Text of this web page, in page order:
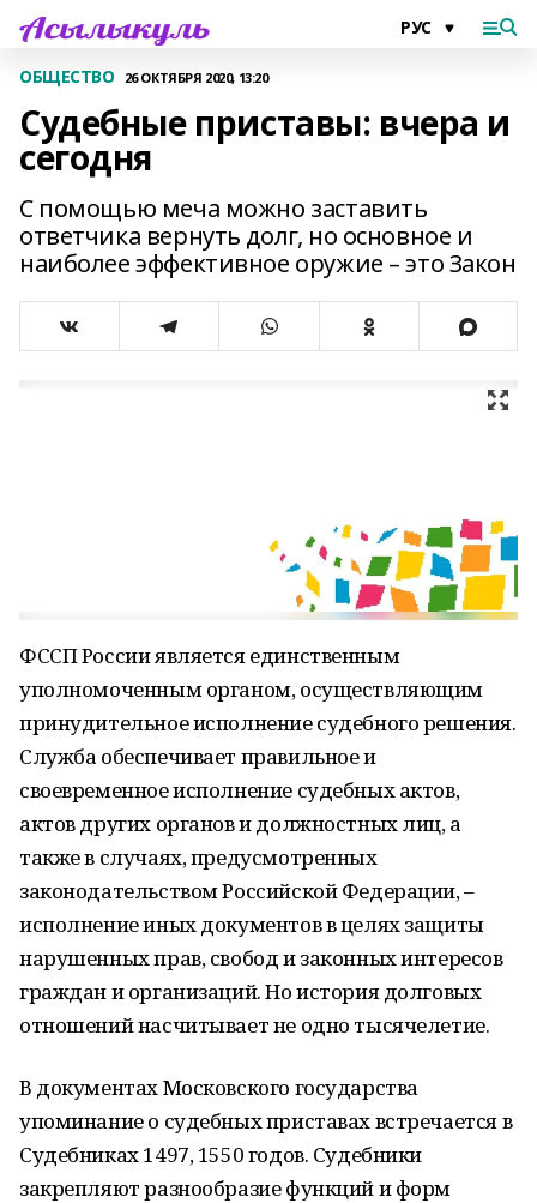
ОБЩЕСТВО 26 ОКТЯБРЯ 2020, 13:20
Судебные приставы: вчера и
сегодня
С помощью меча можно заставить
ответчика вернуть долг, но основное и
наиболее эффективное оружие – это Закон
ФССП России является единственным
уполномоченным органом, осуществляющим
принудительное исполнение судебного решения.
Служба обеспечивает правильное и
своевременное исполнение судебных актов,
актов других органов и должностных лиц, а
также в случаях, предусмотренных
законодательством Российской Федерации, –
исполнение иных документов в целях защиты
нарушенных прав, свобод и законных интересов
граждан и организаций. Но история долговых
отношений насчитывает не одно тысячелетие.
В документах Московского государства
упоминание о судебных приставах встречается в
Судебниках 1497, 1550 годов. Судебники
закрепляют разнообразие функций и форм